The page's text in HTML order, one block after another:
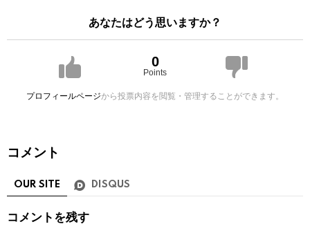
あなたはどう思いますか？
0
Points
プロフィールページから投票内容を閲覧・管理することができます。
コメント
OUR SITE DISQUS
コメントを残す